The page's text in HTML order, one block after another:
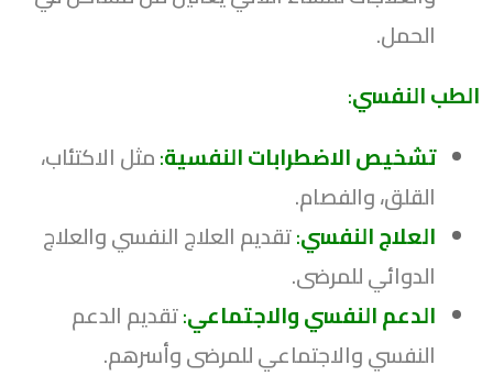
الحمل.
الطب النفسي:
تشخيص الاضطرابات النفسية:مثل الاكتئاب،
القلق، والفصام.
العلاج النفسي:تقديم العلاج النفسي والعلاج
الدوائي للمرضى.
الدعم النفسي والاجتماعي:تقديم الدعم
النفسي والاجتماعي للمرضى وأسرهم.